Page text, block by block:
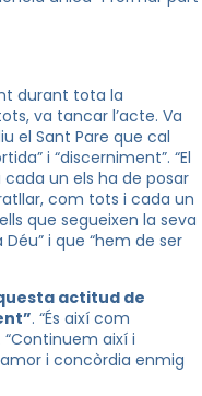
durant tota la
va tancar l’acte. Va
el Sant Pare que cal
i “discerniment”. “El
un els ha de posar
com tots i cada un
que segueixen la seva
i que “hem de ser
actitud de
. “És així com
“Continuem així i
i concòrdia enmig